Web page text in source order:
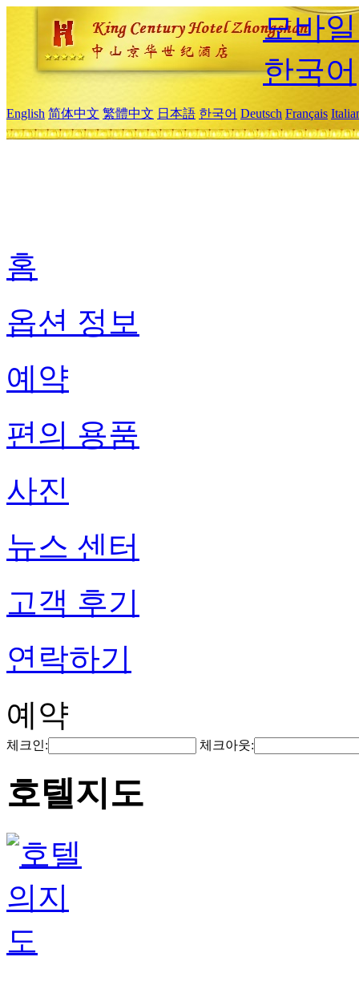
모바
한국어
English 简体中文 繁體中文 日本語 한국어 Deutsch Français
홈
옵션 정보
예약
편의 용품
사진
뉴스 센터
고객 후기
연락하기
예약
체크인: 체크아웃:
호텔지도